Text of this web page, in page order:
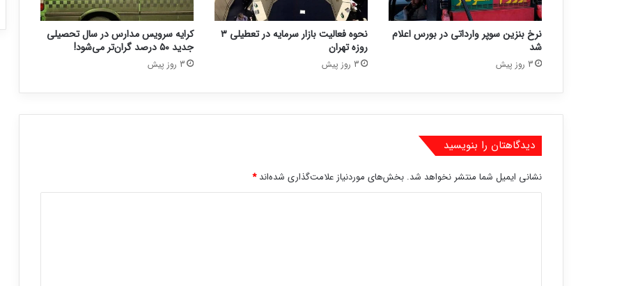
نرخ بنزین سوپر وارداتی در بورس اعلام
شد
3 روز پیش
نحوه فعالیت بازار سرمایه در تعطیلی ۳
روزه تهران
3 روز پیش
کرایه سرویس مدارس در سال تحصیلی
جدید ۵۰ درصد گران‌تر می‌شود!
3 روز پیش
دیدگاهتان را بنویسید
نشانی ایمیل شما منتشر نخواهد شد. بخش‌های موردنیاز علامت‌گذاری شده‌اند*